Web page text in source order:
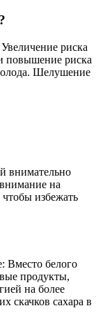
риска
повышение риска
Шелушение
внимательно
на
избежать
Вместо белого
продукты,
на более
скачков сахара в